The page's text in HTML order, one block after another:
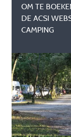
OM TE
DE ACSI
CAMPING